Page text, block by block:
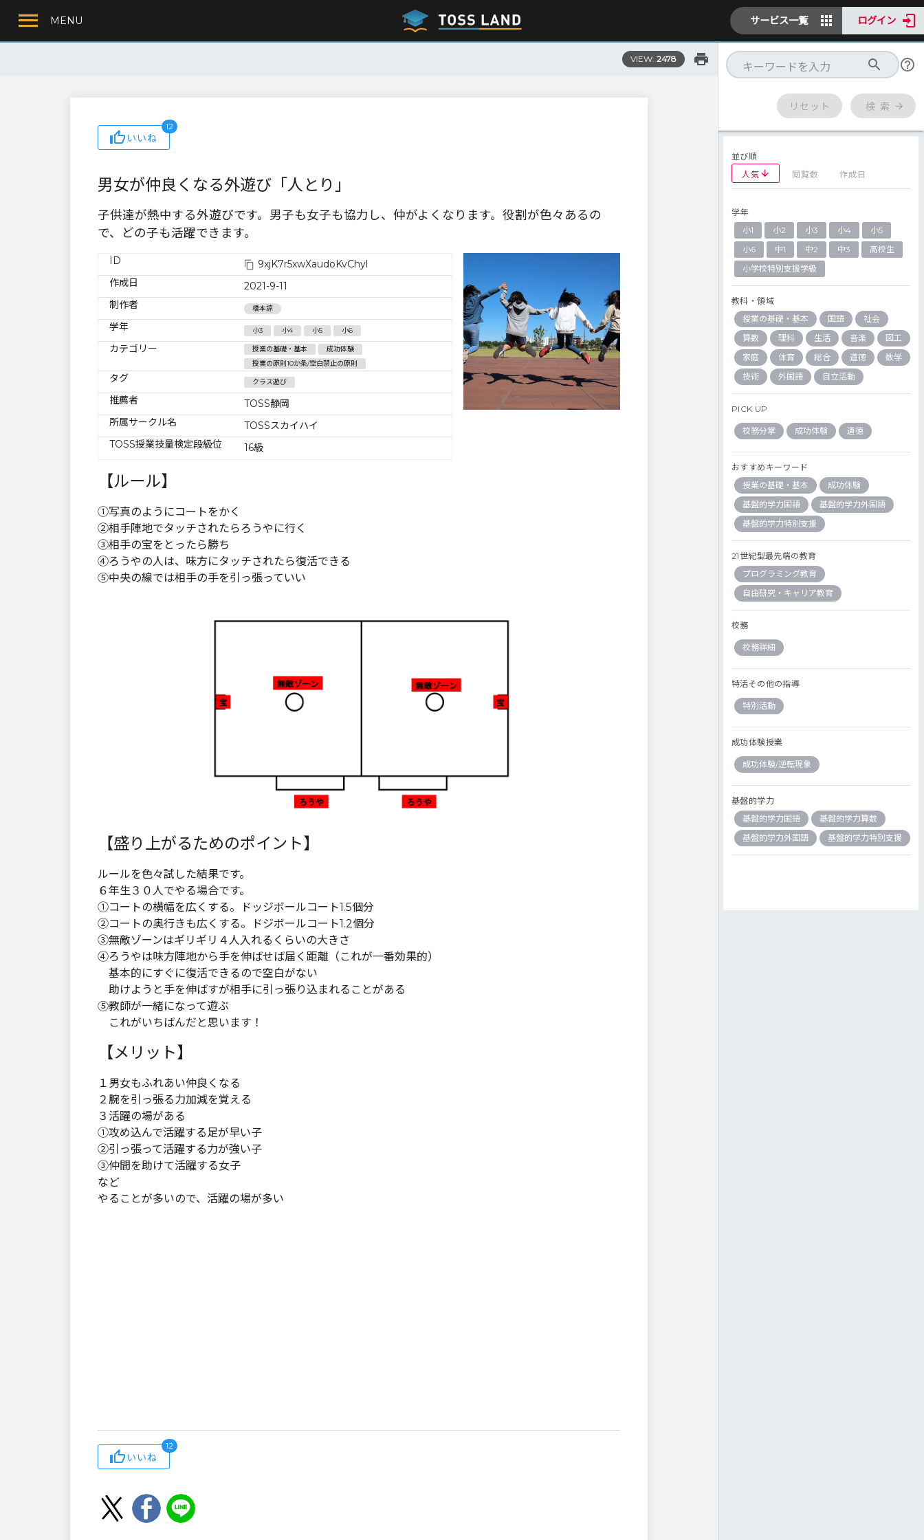
MENU サービス一覧 ログイン
VIEW: 2478
いいね
12
男女が仲良くなる外遊び「人とり」
子供達が熱中する外遊びです。男子も女子も協力し、仲がよくなります。役割が色々あるの
で、どの子も活躍できます。
ID
9xjK7r5xwXaudoKvChyl
作成日
2021-9-11
制作者
橋本諒
学年 小3 小4 小5 小6
カテゴリー 授業の基礎・基本
成功体験
授業の原則10か条/空白禁止の原則
タグ クラス遊び
推薦者
TOSS静岡
所属サークル名
TOSSスカイハイ
TOSS授業技量検定段級位
16級
【ルール】
①写真のようにコートをかく
②相手陣地でタッチされたらろうやに行く
③相手の宝をとったら勝ち
④ろうやの人は、味方にタッチされたら復活できる
⑤中央の線では相手の手を引っ張っていい
【盛り上がるためのポイント】
ルールを色々試した結果です。
６年生３０人でやる場合です。
①コートの横幅を広くする。ドッジボールコート1.5個分
②コートの奥行きも広くする。ドジボールコート1.2個分
③無敵ゾーンはギリギリ４人入れるくらいの大きさ
④ろうやは味方陣地から手を伸ばせば届く距離（これが一番効果的）
基本的にすぐに復活できるので空白がない
助けようと手を伸ばすが相手に引っ張り込まれることがある
⑤教師が一緒になって遊ぶ
これがいちばんだと思います！
【メリット】
１男女もふれあい仲良くなる
２腕を引っ張る力加減を覚える
３活躍の場がある
①攻め込んで活躍する足が早い子
②引っ張って活躍する力が強い子
③仲間を助けて活躍する女子
など
やることが多いので、活躍の場が多い
いいね
12
リセット 検 索
並び順
人気
閲覧数 作成日
学年
小1
小2 小3 小4
小5
小6
中1 中2 中3
高校生
小学校特別支援学級
教科・領域
授業の基礎・基本
国語
社会
算数
理科 生活 音楽
図工
家庭
体育 総合 道徳
数学
技術
外国語 自立活動
PICK UP
校務分掌 成功体験 道徳
おすすめキーワード
授業の基礎・基本
成功体験
基盤的学力国語
基盤的学力外国語
基盤的学力特別支援
21世紀型最先端の教育
プログラミング教育
自由研究・キャリア教育
校務
校務詳細
特活その他の指導
特別活動
成功体験授業
成功体験/逆転現象
基盤的学力
基盤的学力国語
基盤的学力算数
基盤的学力外国語
基盤的学力特別支援